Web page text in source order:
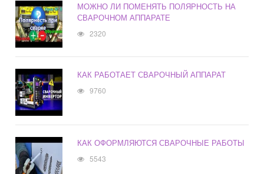
МОЖНО ЛИ ПОМЕНЯТЬ ПОЛЯРНОСТЬ НА
СВАРОЧНОМ АППАРАТЕ
2320
КАК РАБОТАЕТ СВАРОЧНЫЙ АППАРАТ
9760
КАК ОФОРМЛЯЮТСЯ СВАРОЧНЫЕ РАБОТЫ
5543